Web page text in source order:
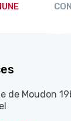
de Moudon